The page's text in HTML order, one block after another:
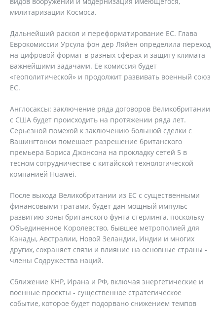
милитаризации Космоса.
Дальнейший раскол и переформатирование ЕС. Глава
Еврокомиссии Урсула фон дер Ляйен определила переход
на цифровой формат в разных сферах и защиту климата
важнейшими задачами. Ее комиссия будет
«геополитической» и продолжит развивать военный союз
ЕС.
Англосаксы: заключение ряда договоров Великобритании
с США будет происходить на протяжении ряда лет.
Серьезной помехой к заключению большой сделки с
Вашингтонои помешает разрешение британского
премьера Бориса Джонсона на прокладку сетей 5 в
тесном сотрудничестве с китайской технологической
компанией Huawei.
После выхода Великобритании из ЕС с существенными
финансовыми тратами, будет дан мощный импульс
развитию зоны британского фунта стерлинга, поскольку
Объединенное Королевство, бывшее метрополией для
Канады, Австралии, Новой Зеландии, Индии и многих
других, сохраняет связи и влияние на основные страны -
члены Содружества наций.
Сближение КНР, Ирана и РФ, включая энергетические и
военные проекты - существенное стратегическое
событие, которое будет подорвано снижением темпов